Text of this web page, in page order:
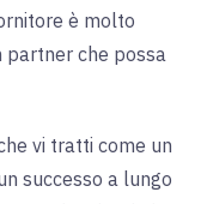
è molto
partner che possa
vi tratti come un
successo a lungo